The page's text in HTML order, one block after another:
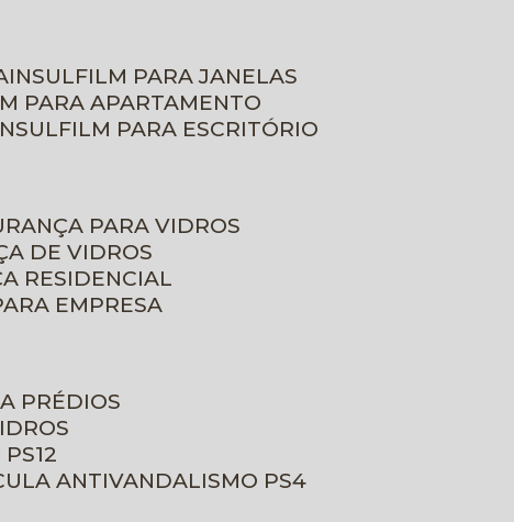
INSULFILM PARA JANELAS
PARA APARTAMENTO
INSULFILM PARA ESCRITÓRIO
PARA VIDROS
DE VIDROS
RESIDENCIAL
EMPRESA
PRÉDIOS
ANTIVANDALISMO PS4